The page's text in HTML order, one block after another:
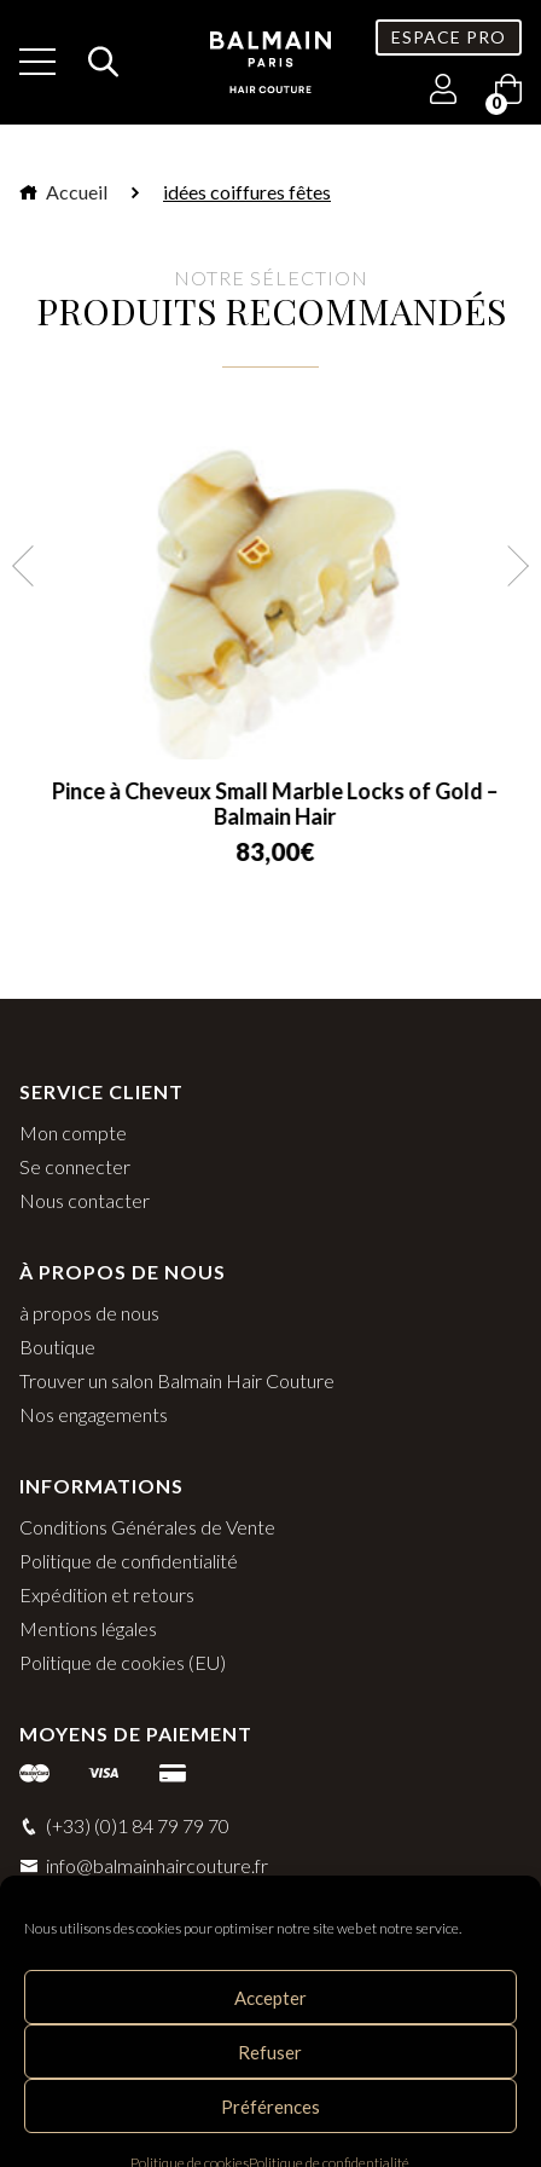
Nous utilisons des cookies pour optimiser notre site web et notre service.
Accepter
Refuser
Préférences
Politique de cookiesPolitique de confidentialité
ESPACE PRO
0
Accueil idées coiffures fêtes
NOTRE SÉLECTION
PRODUITS RECOMMANDÉS
Pince à Cheveux Small Marble Locks of Gold –
Balmain Hair
83,00€
SERVICE CLIENT
Mon compte
Se connecter
Nous contacter
À PROPOS DE NOUS
à propos de nous
Boutique
Trouver un salon Balmain Hair Couture
Nos engagements
INFORMATIONS
Conditions Générales de Vente
Politique de confidentialité
Expédition et retours
Mentions légales
Politique de cookies (EU)
MOYENS DE PAIEMENT
(+33) (0)1 84 79 79 70
info@balmainhaircouture.fr
Balmain Paris Hair Couture
Distribué par SAS Follow Hair - 33 rue Surcouf 56230